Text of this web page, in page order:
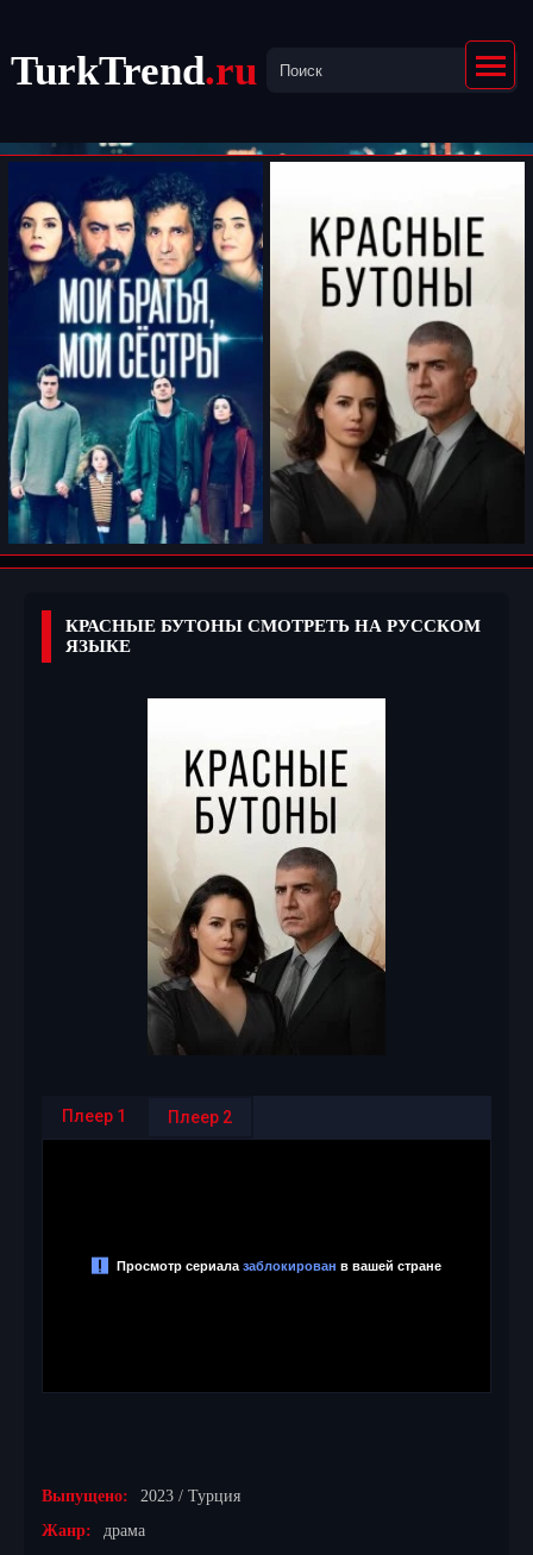
TurkTrend.ru
КРАСНЫЕ БУТОНЫ СМОТРЕТЬ НА РУССКОМ
ЯЗЫКЕ
Плеер 1 Плеер 2
Выпущено:
2023 / Турция
Жанр:
драма